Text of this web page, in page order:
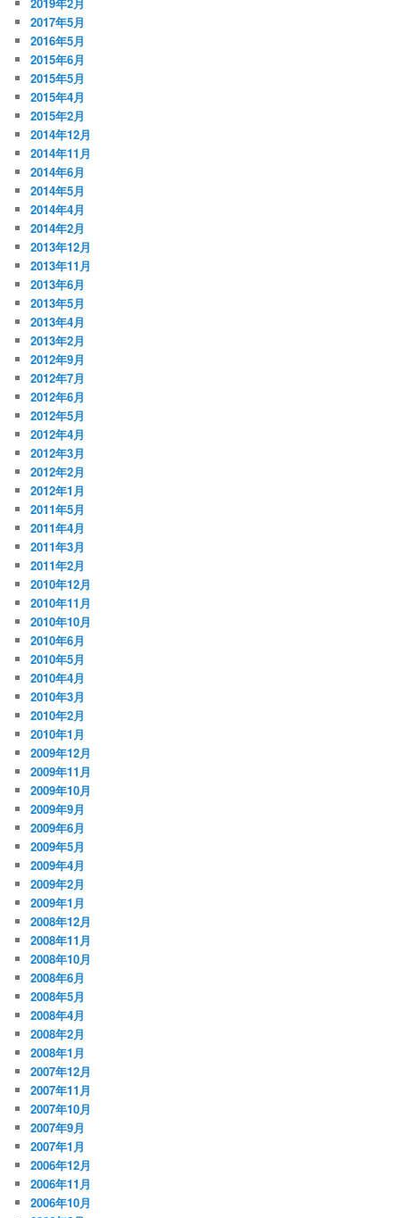
2017年5月
2016年5月
2015年6月
2015年5月
2015年4月
2015年2月
2014年12月
2014年11月
2014年6月
2014年5月
2014年4月
2014年2月
2013年12月
2013年11月
2013年6月
2013年5月
2013年4月
2013年2月
2012年9月
2012年7月
2012年6月
2012年5月
2012年4月
2012年3月
2012年2月
2012年1月
2011年5月
2011年4月
2011年3月
2011年2月
2010年12月
2010年11月
2010年10月
2010年6月
2010年5月
2010年4月
2010年3月
2010年2月
2010年1月
2009年12月
2009年11月
2009年10月
2009年9月
2009年6月
2009年5月
2009年4月
2009年2月
2009年1月
2008年12月
2008年11月
2008年10月
2008年6月
2008年5月
2008年4月
2008年2月
2008年1月
2007年12月
2007年11月
2007年10月
2007年9月
2007年1月
2006年12月
2006年11月
2006年10月